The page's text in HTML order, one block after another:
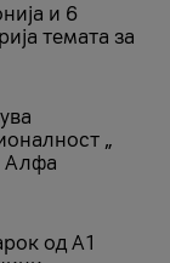
и 6
темата за
„
Алфа
од А1